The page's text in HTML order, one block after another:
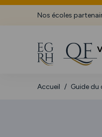
Nos écoles
Accueil Guide du